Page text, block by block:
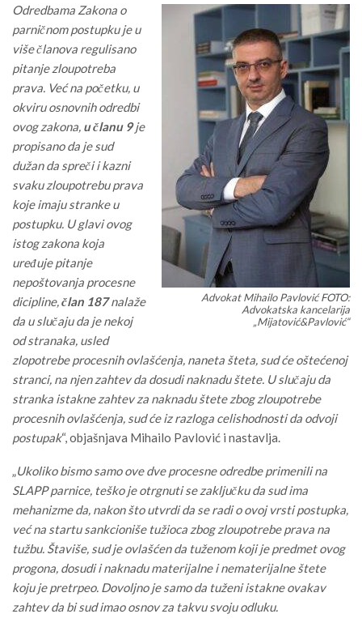
Advokat Mihailo Pavlović FOTO:
Advokatska kancelarija
„Mijatović&Pavlović“
Odredbama Zakona o
parničnom postupku je u
više članova regulisano
pitanje zloupotreba
prava. Već na početku, u
okviru osnovnih odredbi
ovog zakona, u članu 9je
propisano da je sud
dužan da spreči i kazni
svaku zloupotrebu prava
koje imaju stranke u
postupku. U glavi ovog
istog zakona koja
uređuje pitanje
nepoštovanja procesne
dicipline,član 187nalaže
da u slučaju da je nekoj
od stranaka, usled
zlopotrebe procesnih ovlašćenja, naneta šteta, sud će oštećenoj
stranci, na njen zahtev da dosudi naknadu štete. U slučaju da
stranka istakne zahtev za naknadu štete zbog zloupotrebe
procesnih ovlašćenja, sud će iz razloga celishodnosti da odvoji
postupak“, objašnjava Mihailo Pavlović i nastavlja.
„Ukoliko bismo samo ove dve procesne odredbe primenili na
SLAPP parnice, teško je otrgnuti se zaključku da sud ima
mehanizme da, nakon što utvrdi da se radi o ovoj vrsti postupka,
već na startu sankcioniše tužioca zbog zloupotrebe prava na
tužbu. Štaviše, sud je ovlašćen da tuženom koji je predmet ovog
progona, dosudi i naknadu materijalne i nematerijalne štete
koju je pretrpeo. Dovoljno je samo da tuženi istakne ovakav
zahtev da bi sud imao osnov za takvu svoju odluku.